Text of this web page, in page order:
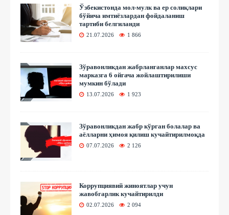
Ўзбекистонда мол-мулк ва ер солиқлари
бўйича имтиёзлардан фойдаланиш
тартиби белгиланди
21.07.2026 1 866
Зўравонликдан жабрланганлар махсус
марказга 6 ойгача жойлаштирилиши
мумкин бўлади
13.07.2026 1 923
Зўравонликдан жабр кўрган болалар ва
аёлларни ҳимоя қилиш кучайтирилмоқда
07.07.2026 2 126
Коррупциявий жиноятлар учун
жавобгарлик кучайтирилди
02.07.2026 2 094